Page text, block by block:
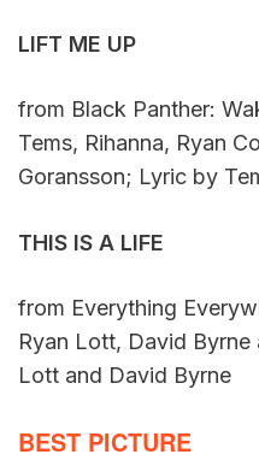
LIFT ME UP
from Black Panther:
Tems, Rihanna, Ryan
Goransson; Lyric by
THIS IS A LIFE
from Everything
Ryan Lott, David
Lott and David Byrne
BEST PICTURE